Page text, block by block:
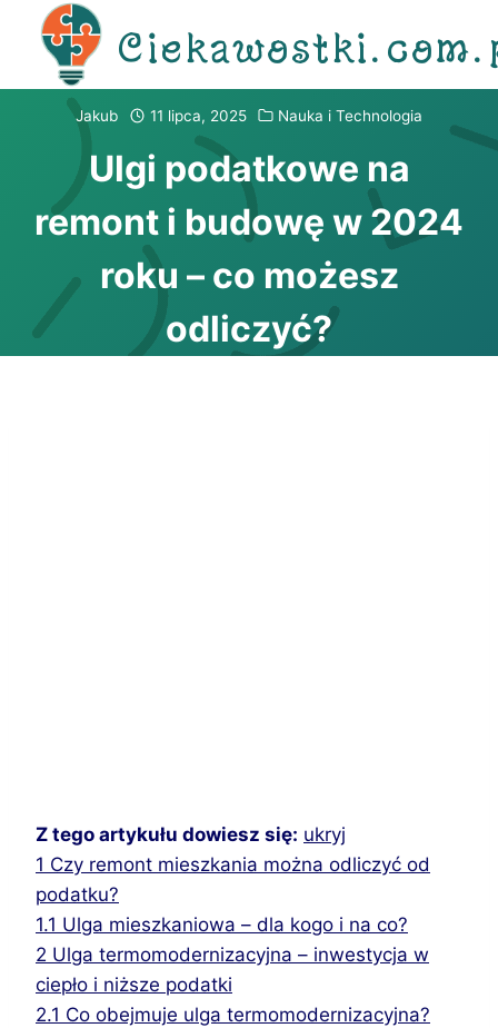
Przejdź
Jakub 11 lipca, 2025 Nauka i Technologia
Ulgi podatkowe na
remont i budowę w 2024
roku – co możesz
odliczyć?
Z tego artykułu dowiesz się: ukryj
1 Czy remont mieszkania można odliczyć od
podatku?
1.1 Ulga mieszkaniowa – dla kogo i na co?
2 Ulga termomodernizacyjna – inwestycja w
ciepło i niższe podatki
2.1 Co obejmuje ulga termomodernizacyjna?